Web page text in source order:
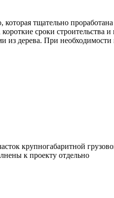
тщательно
сроки строительства
из дерева. При
крупногабаритной
к проекту отдельно